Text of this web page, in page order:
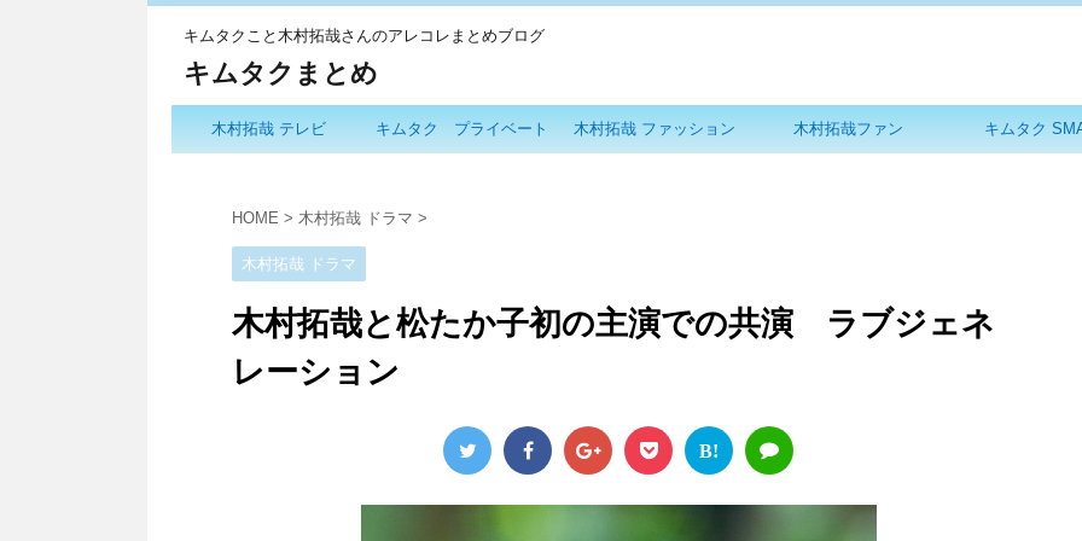
キムタクこと木村拓哉さんのアレコレまとめブログ
キムタクまとめ
木村拓哉 テレビ キムタク プライベート 木村拓哉 ファッション 木村拓哉ファン キムタク
HOME > 木村拓哉 ドラマ >
木村拓哉 ドラマ
木村拓哉と松たか子初の主演での共演 ラブジェネ
レーション
B!